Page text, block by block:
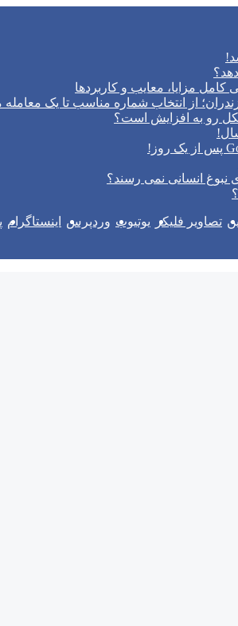
کامل مزایا، معایب و کاربردها
از انتخاب شماره مناسب تا یک
رو به افزایش است؟
انسانی نمی‌ رسند؟
تصاویر فلیکر یوتیوب وردپرس اینستاگرام